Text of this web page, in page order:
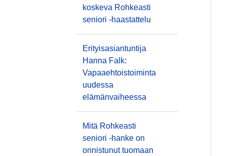
koskeva Rohkeasti
seniori -haastattelu
Erityisasiantuntija
Hanna Falk:
Vapaaehtoistoiminta
uudessa
elämänvaiheessa
Mitä Rohkeasti
seniori -hanke on
onnistunut tuomaan